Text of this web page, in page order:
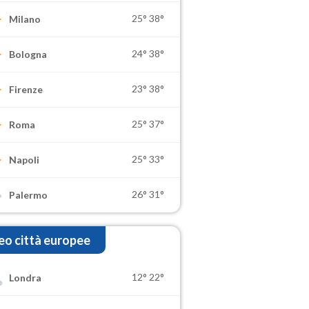
Milano 25° 38°
Bologna 24° 38°
Firenze 23° 38°
Roma 25° 37°
Napoli 25° 33°
Palermo 26° 31°
città europee
Londra 12° 22°